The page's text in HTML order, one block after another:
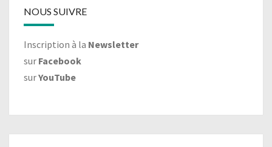
NOUS SUIVRE
Inscription à la Newsletter
sur Facebook
surYouTube